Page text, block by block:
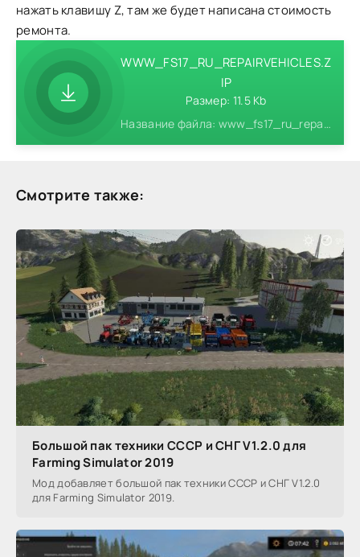
нажать клавишу Z, там же будет написана стоимость
ремонта.
WWW_FS17_RU_REPAIRVEHICLES.Z
IP
Размер: 11.5 Kb
Название файла: www_fs17_ru_repairvehicles.zip
Смотрите также:
Большой пак техники СССР и СНГ V1.2.0 для
Farming Simulator 2019
Мод добавляет большой пак техники СССР и СНГ V1.2.0
для Farming Simulator 2019.